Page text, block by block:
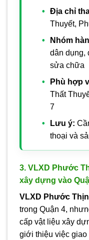
Địa chỉ
Thuyết,
Nhóm
dân dụng,
sửa chữa
Phù hợp
Thất
7
Lưu ý:
thoại và
3. VLXD Phước
xây dựng vào
VLXD Phước
trong Quận 4,
cấp vật liệu xây
giới thiệu việc